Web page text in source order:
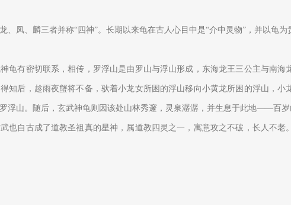
、凤、麟三者并称“四神”。长期以来龟在古人心目中是“介中灵物”，并以龟
龟有密切联系，相传，罗浮山是由罗山与浮山形成，东海龙王三公主与南海
知后，趁雨夜蟹将不备，驮着小龙女所困的浮山移向小黄龙所困的浮山，小
浮山。随后，玄武神龟则因该处山林秀邃，灵泉潺潺，并生息于此地——百
也自古成了道教圣祖真的星神，属道教四灵之一，寓意攻之不破，长人不老